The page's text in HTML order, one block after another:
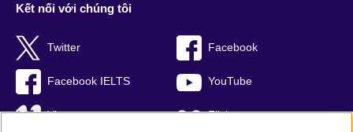
Kết nối với chúng tôi
Twitter Facebook
Facebook IELTS YouTube
Vimeo Flickr